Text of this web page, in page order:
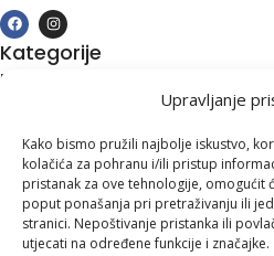
Upravljanje
Kako bismo pružili najbolje iskustvo,
kolačića za pohranu i/ili pristup
pristanak za ove tehnologije,
poput ponašanja pri pretraživanju ili
stranici. Nepoštivanje pristanka ili
utjecati na određene funkcije i značajke.
Kategorije
Kupovina i podrška
Kontakt informacije
Branilaca Bosne, 75 300 Lukavac
+387 35 555 999